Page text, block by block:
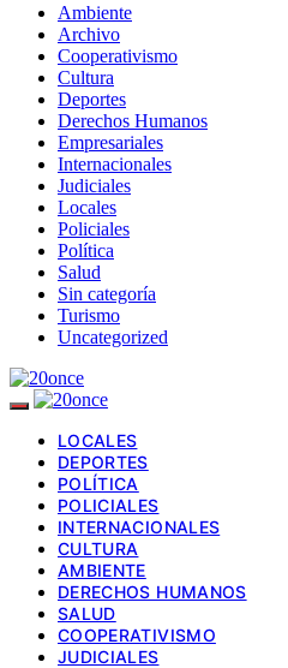
Ambiente
Archivo
Cooperativismo
Cultura
Deportes
Derechos Humanos
Empresariales
Internacionales
Judiciales
Locales
Policiales
Política
Salud
Sin categoría
Turismo
Uncategorized
LOCALES
DEPORTES
POLÍTICA
POLICIALES
INTERNACIONALES
CULTURA
AMBIENTE
DERECHOS HUMANOS
SALUD
COOPERATIVISMO
JUDICIALES